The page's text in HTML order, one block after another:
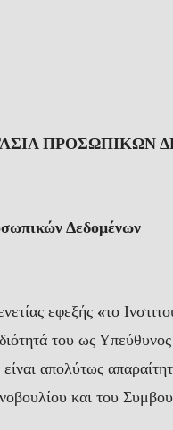
ΠΡΟΣΩΠΙΚΩΝ
Δεδομένων
εφεξής «το
του ως
απολύτως
και του